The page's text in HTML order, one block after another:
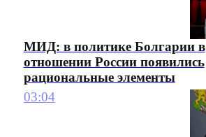
МИД: в политике Болгарии в
отношении России появились
рациональные элементы
03:04